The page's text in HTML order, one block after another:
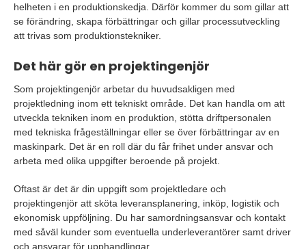
helheten i en produktionskedja. Därför kommer du som gillar att
se förändring, skapa förbättringar och gillar processutveckling
att trivas som produktionstekniker.
Det här gör en projektingenjör
Som projektingenjör arbetar du huvudsakligen med
projektledning inom ett tekniskt område. Det kan handla om att
utveckla tekniken inom en produktion, stötta driftpersonalen
med tekniska frågeställningar eller se över förbättringar av en
maskinpark. Det är en roll där du får frihet under ansvar och
arbeta med olika uppgifter beroende på projekt.
Oftast är det är din uppgift som projektledare och
projektingenjör att sköta leveransplanering, inköp, logistik och
ekonomisk uppföljning. Du har samordningsansvar och kontakt
med såväl kunder som eventuella underleverantörer samt driver
och ansvarar för upphandlingar.